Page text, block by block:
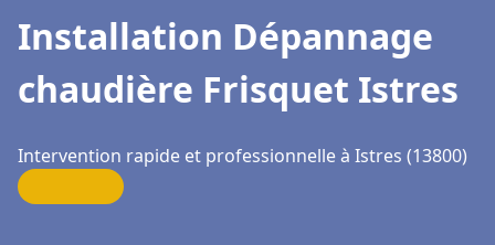
Installation Dépannage
chaudière Frisquet Istres
Intervention rapide et professionnelle à Istres (13800)